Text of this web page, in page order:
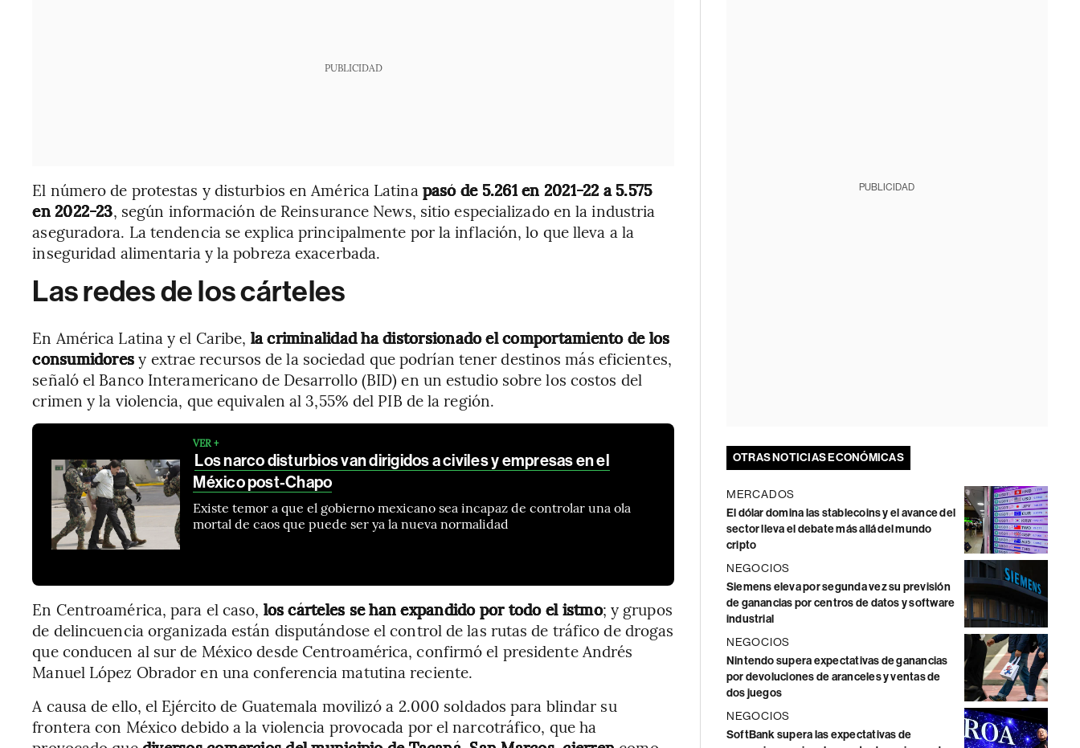
PUBLICIDAD
El número de protestas y disturbios en América Latina pasó de 5.261 en 2021-22 a 5.575
en 2022-23, según información de Reinsurance News, sitio especializado en la industria
aseguradora. La tendencia se explica principalmente por la inflación, lo que lleva a la
inseguridad alimentaria y la pobreza exacerbada.
Las redes de los cárteles
En América Latina y el Caribe, la criminalidad ha distorsionado el comportamiento de los
consumidoresy extrae recursos de la sociedad que podrían tener destinos más eficientes,
señaló el Banco Interamericano de Desarrollo (BID) en un estudio sobre los costos del
crimen y la violencia, que equivalen al 3,55% del PIB de la región.
VER +
Los narco disturbios van dirigidos a civiles y empresas en el
México post-Chapo
Existe temor a que el gobierno mexicano sea incapaz de controlar una ola
mortal de caos que puede ser ya la nueva normalidad
En Centroamérica, para el caso, los cárteles se han expandido por todo el istmo; y grupos
de delincuencia organizada están disputándose el control de las rutas de tráfico de drogas
que conducen al sur de México desde Centroamérica, confirmó el presidente Andrés
Manuel López Obrador en una conferencia matutina reciente.
A causa de ello, el Ejército de Guatemala movilizó a 2.000 soldados para blindar su
frontera con México debido a la violencia provocada por el narcotráfico, que ha
PUBLICIDAD
OTRAS NOTICIAS ECONÓMICAS
MERCADOS
El dólar domina las stablecoins y el avance del
sector lleva el debate más allá del mundo
cripto
NEGOCIOS
Siemens eleva por segunda vez su previsión
de ganancias por centros de datos y software
industrial
NEGOCIOS
Nintendo supera expectativas de ganancias
por devoluciones de aranceles y ventas de
dos juegos
NEGOCIOS
SoftBank supera las expectativas de